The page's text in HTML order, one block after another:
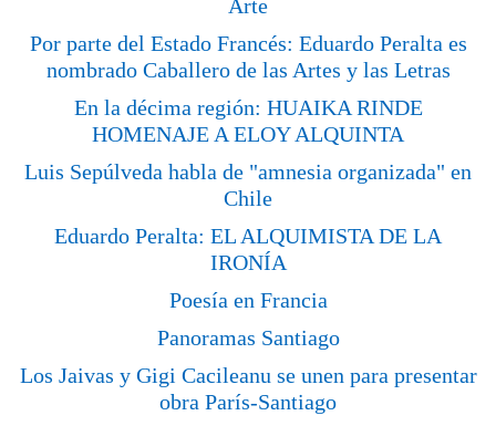
Arte
Por parte del Estado Francés: Eduardo Peralta es
nombrado Caballero de las Artes y las Letras
En la décima región: HUAIKA RINDE
HOMENAJE A ELOY ALQUINTA
Luis Sepúlveda habla de "amnesia organizada" en
Chile
Eduardo Peralta: EL ALQUIMISTA DE LA
IRONÍA
Poesía en Francia
Panoramas Santiago
Los Jaivas y Gigi Cacileanu se unen para presentar
obra París-Santiago